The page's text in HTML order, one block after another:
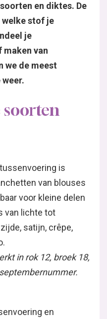
en diktes. De
welke stof je
je
van
we de meest
soorten
is
van blouses
voor kleine delen
van lichte tot
satijn, crêpe,
in rok 12, broek 18,
en